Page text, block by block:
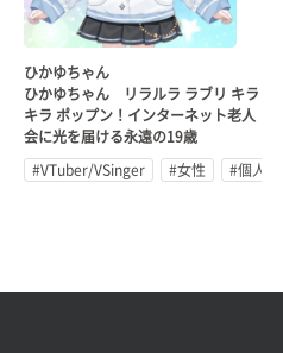
ひかゆちゃん
ひかゆちゃん リラルラ ラブリ キラ
キラ ポップン！インターネット老人
会に光を届ける永遠の19歳
#VTuber/VSinger
#女性 #個人勢